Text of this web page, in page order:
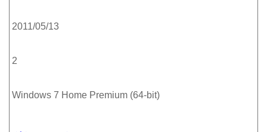
2011/05/13
2
Windows 7 Home Premium (64-bit)